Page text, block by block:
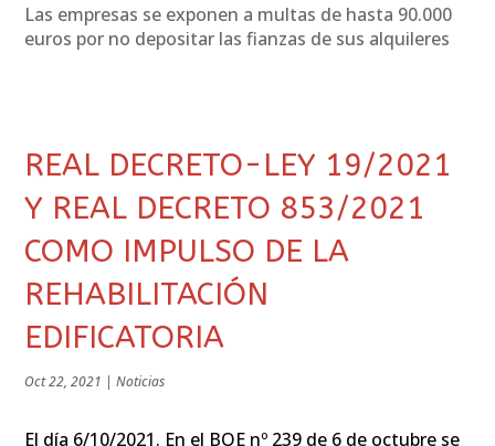
Las empresas se exponen a multas de hasta 90.000
euros por no depositar las fianzas de sus alquileres
REAL DECRETO-LEY 19/2021
Y REAL DECRETO 853/2021
COMO IMPULSO DE LA
REHABILITACIÓN
EDIFICATORIA
Oct 22, 2021 |Noticias
El día 6/10/2021. En el BOE nº 239 de 6 de octubre se